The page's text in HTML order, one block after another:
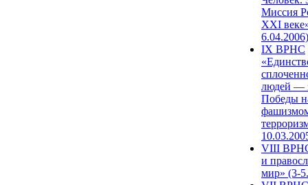
Миссия
XXI
6.04.2006)
IX ВРНС
людей —
Победы
VIII
и
мир» (3-